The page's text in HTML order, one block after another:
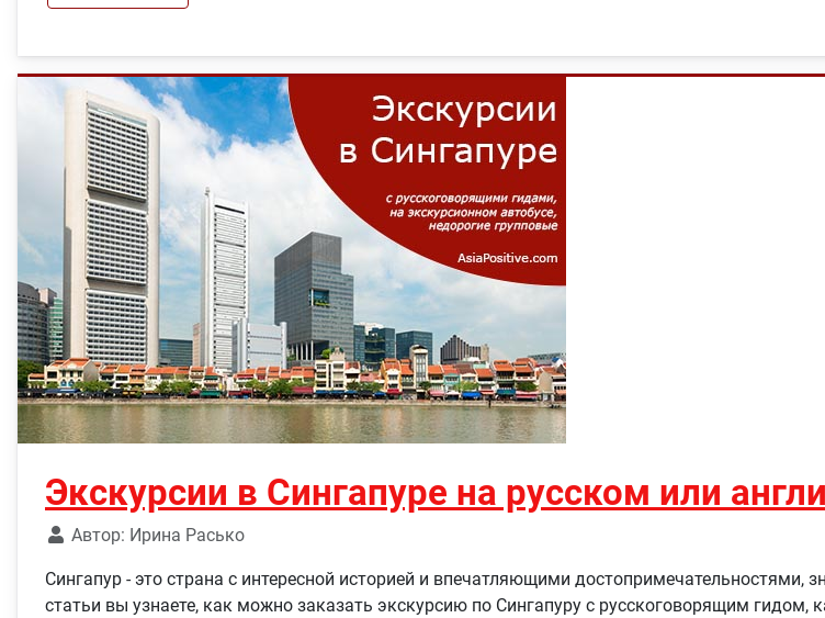
Экскурсии в Сингапуре на русском или
Автор: Ирина Расько
Сингапур - это страна с интересной историей и впечатляющими достопримечательностями,
статьи вы узнаете, как можно заказать экскурсию по Сингапуру с русскоговорящим